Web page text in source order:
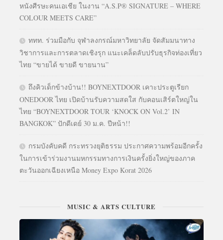
หนังศีรษะคนเอเชีย ในงาน “A.S.P® SIGNATURE – WHERE
COLOUR MEETS CARE”
ททท. ร่วมมือกับ จุฬาลงกรณ์มหาวิทยาลัย จัดสัมมนาทาง
วิชาการและการตลาดเชิงรุก แนะเคล็ดลับปรับธุรกิจท่องเที่ยว
ไทย “ขายได้ ขายดี ขายนาน”
ถึงคิวเด็กข้างบ้าน!! BOYNEXTDOOR เคาะประตูเรียก
ONEDOOR ไทย เปิดบ้านรับความสดใส กับคอนเสิร์ตใหญ่ใน
ไทย “BOYNEXTDOOR TOUR ‘KNOCK ON Vol.2’ IN
BANGKOK” ปักดีเดย์ 30 ม.ค. ปีหน้า!!
กรมบังคับคดี กระทรวงยุติธรรม ประกาศความพร้อมอีกครั้ง
ในการเข้าร่วมงานมหกรรมทางการเงินครั้งยิ่งใหญ่ของภาค
ตะวันออกเฉียงเหนือ Money Expo Korat 2026
MUSIC & ARTS CULTURE